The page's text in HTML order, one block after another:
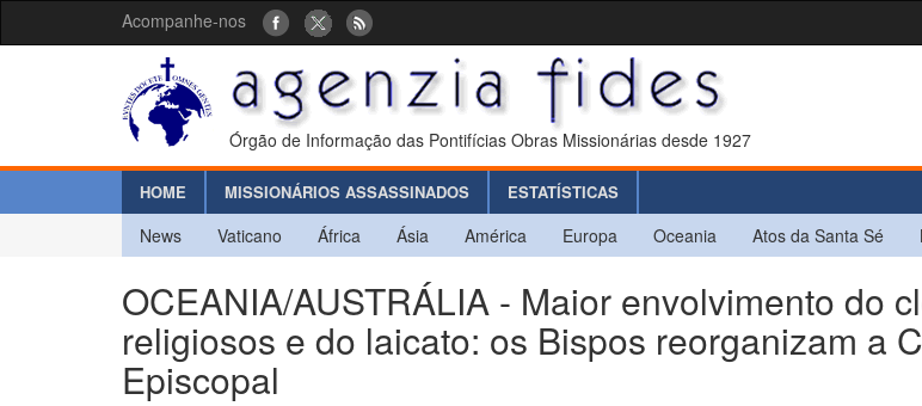
Acompanhe-nos
Órgão de Informação das Pontifícias Obras Missionárias desde 1927
HOME MISSIONÁRIOS ASSASSINADOS ESTATÍSTICAS
News Vaticano África Ásia América Europa Oceania Atos da Santa Sé
OCEANIA/AUSTRÁLIA - Maior envolvimento do
religiosos e do laicato: os Bispos reorganizam a
Episcopal